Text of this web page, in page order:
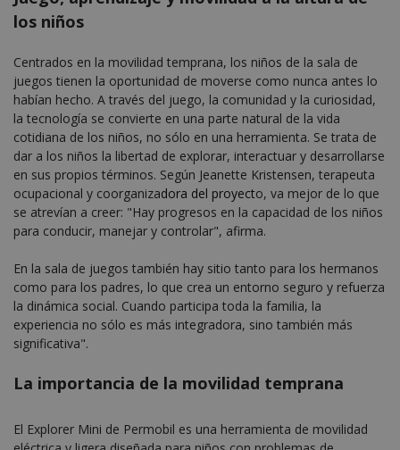
los niños
Centrados en la movilidad temprana, los niños de la sala de
juegos tienen la oportunidad de moverse como nunca antes lo
habían hecho. A través del juego, la comunidad y la curiosidad,
la tecnología se convierte en una parte natural de la vida
cotidiana de los niños, no sólo en una herramienta. Se trata de
dar a los niños la libertad de explorar, interactuar y desarrollarse
en sus propios términos. Según Jeanette Kristensen, terapeuta
ocupacional y coorganizadora del proyecto, va mejor de lo que
se atrevían a creer: "Hay progresos en la capacidad de los niños
para conducir, manejar y controlar", afirma.
En la sala de juegos también hay sitio tanto para los hermanos
como para los padres, lo que crea un entorno seguro y refuerza
la dinámica social. Cuando participa toda la familia, la
experiencia no sólo es más integradora, sino también más
significativa".
La importancia de la movilidad temprana
El Explorer Mini de Permobil es una herramienta de movilidad